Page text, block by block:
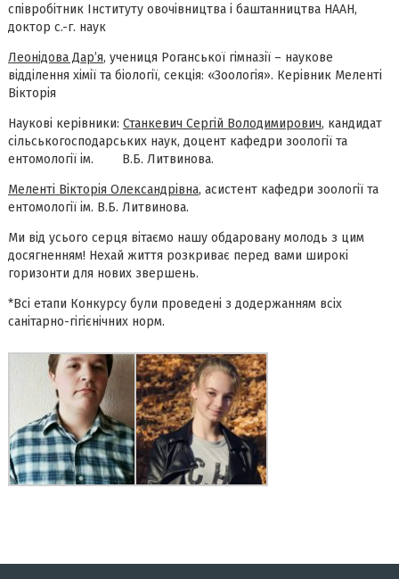
співробітник Інституту овочівництва і баштанництва НААН,
доктор с.-г. наук
Леонідова Дар’я, учениця Роганської гімназії – наукове
відділення хімії та біології, секція: «Зоологія». Керівник Меленті
Вікторія
Наукові керівники: Станкевич Сергій Володимирович, кандидат
сільськогосподарських наук, доцент кафедри зоології та
ентомології ім. В.Б. Литвинова.
Меленті Вікторія Олександрівна, асистент кафедри зоології та
ентомології ім. В.Б. Литвинова.
Ми від усього серця вітаємо нашу обдаровану молодь з цим
досягненням! Нехай життя розкриває перед вами широкі
горизонти для нових звершень.
*Всі етапи Конкурсу були проведені з додержанням всіх
санітарно-гігієнічних норм.